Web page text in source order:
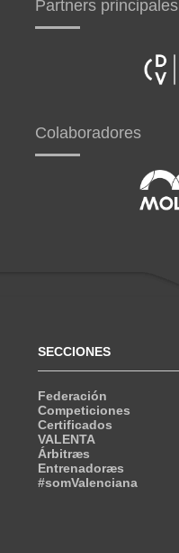
Partners principales
Colaboradores
SECCIONES
Federación
Competiciones
Certificados
VALENTA
Árbitræs
Entrenadoræs
#somValenciana